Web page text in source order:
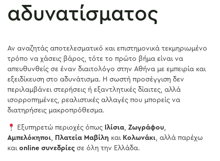
αδυνατίσματος
Αν αναζητάς αποτελεσματικό και επιστημονικά τεκμηριωμένο
τρόπο να χάσεις βάρος, τότε το πρώτο βήμα είναι να
απευθυνθείς σε έναν διαιτολόγο στην Αθήνα με εμπειρία και
εξειδίκευση στο αδυνάτισμα. Η σωστή προσέγγιση δεν
περιλαμβάνει στερήσεις ή εξαντλητικές δίαιτες, αλλά
ισορροπημένες, ρεαλιστικές αλλαγές που μπορείς να
διατηρήσεις μακροπρόθεσμα.
Εξυπηρετώ περιοχές όπως Ιλίσια, Ζωγράφου,
Αμπελόκηποι, Πλατεία Μαβίλη και Κολωνάκι, αλλά παρέχω
και online συνεδρίες σε όλη την Ελλάδα.